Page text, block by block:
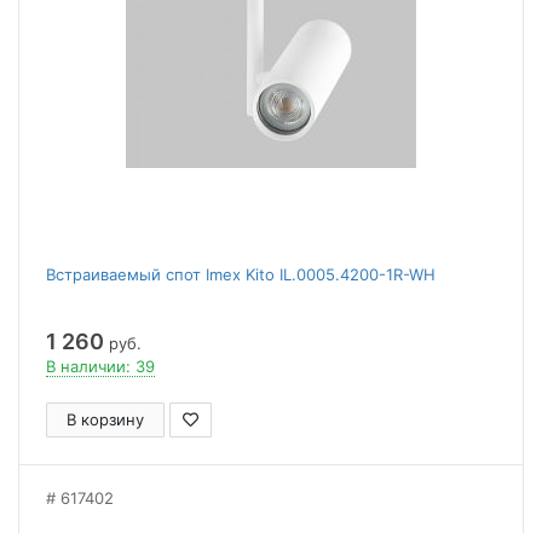
Встраиваемый спот Imex Kito IL.0005.4200-1R-WH
1 260 руб.
В наличии: 39
В корзину
617402